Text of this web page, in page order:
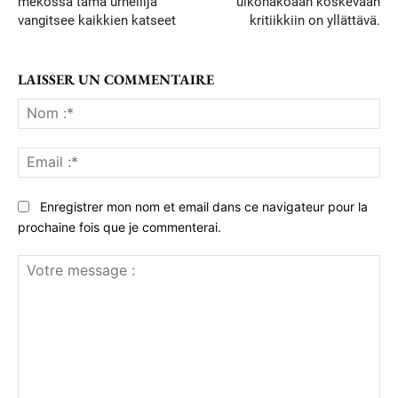
vangitsee kaikkien katseet
kritiikkiin on yllättävä.
LAISSER UN COMMENTAIRE
:*
:*
Enregistrer mon nom et email dans ce navigateur pour la
prochaine fois que je commenterai.